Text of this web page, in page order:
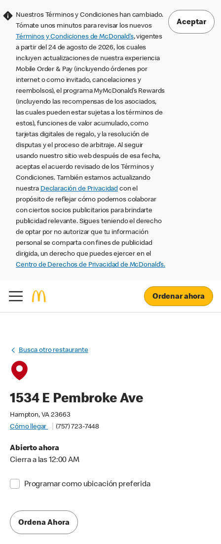
Nuestros Términos y Condiciones han cambiado.
Tómate unos minutos para revisar los nuevos
Términos y Condiciones de McDonald’s, vigentes
a partir del 24 de agosto de 2026, los cuales
incluyen actualizaciones de nuestra experiencia
Mobile Order & Pay (incluyendo órdenes por
internet o como invitado, cancelaciones y
reembolsos), el programa MyMcDonald’s Rewards
(incluyendo las recompensas de los asociados,
las cuales pueden estar sujetas a los términos de
estos), funciones de valor acumulado, como
tarjetas digitales de regalo, y la resolución de
disputas y el proceso de arbitraje. Al seguir
usando nuestro sitio web después de esa fecha,
aceptas el acuerdo revisado de los Términos y
Condiciones. También estamos actualizando
nuestra Declaración de Privacidad con el
propósito de reflejar cómo podemos colaborar
con ciertos socios publicitarios para brindarte
publicidad relevante. Sigues teniendo el derecho
de optar por no autorizar que tu información
personal se comparta con fines de publicidad
dirigida, un derecho que puedes ejercer en el
Centro de Derechos de Privacidad de McDonald’s.
Aceptar
Ordenar ahora
Busca otro restaurante
1534 E Pembroke Ave
Hampton, VA 23663
Cómo llegar
(757) 723-7448
Abierto ahora
Cierra a las 12:00 AM
Programar como ubicación preferida
Ordena Ahora